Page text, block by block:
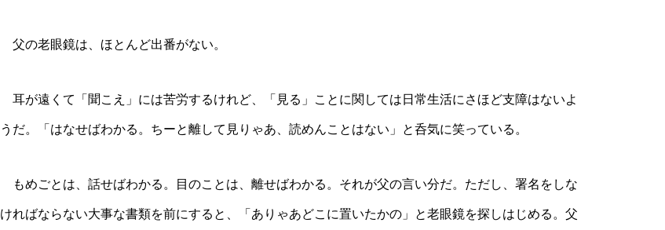
父の老眼鏡は、ほとんど出番がない。
耳が遠くて「聞こえ」には苦労するけれど、「見る」ことに関しては日常生活にさほど支障はないよ
うだ。「はなせばわかる。ちーと離して見りゃあ、読めんことはない」と呑気に笑っている。
もめごとは、話せばわかる。目のことは、離せばわかる。それが父の言い分だ。ただし、署名をしな
ければならない大事な書類を前にすると、「ありゃあどこに置いたかの」と老眼鏡を探しはじめる。父